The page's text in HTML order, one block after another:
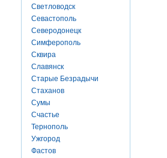
Светловодск
Севастополь
Северодонецк
Симферополь
Сквира
Славянск
Старые Безрадычи
Стаханов
Сумы
Счастье
Тернополь
Ужгород
Фастов